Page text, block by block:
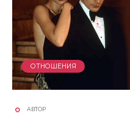
ОТНОШЕНИЯ
АВТОР